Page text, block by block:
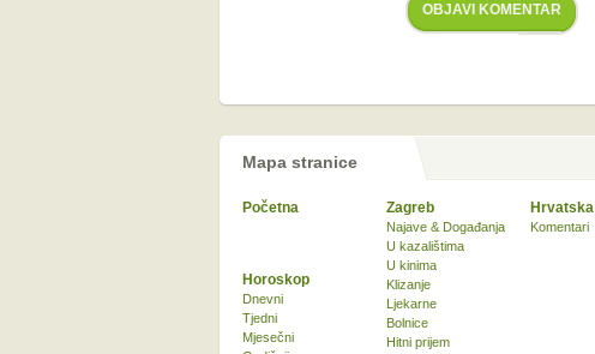
OBJAVI KOMENTAR
Mapa stranice
Početna Zagreb
Najave & Događanja
U kazalištima
U kinima
Klizanje
Ljekarne
Bolnice
Hitni prijem
Hrvatska
Komentari
Horoskop
Dnevni
Tjedni
Mjesečni